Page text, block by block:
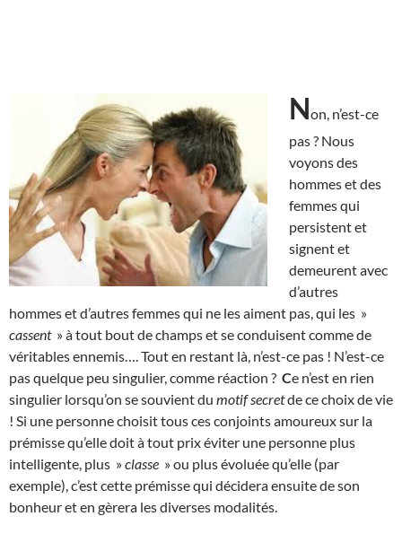
Non, n’est-ce
pas ? Nous
voyons des
hommes et des
femmes qui
persistent et
signent et
demeurent avec
d’autres
hommes et d’autres femmes qui ne les aiment pas, qui les »
cassent» à tout bout de champs et se conduisent comme de
véritables ennemis…. Tout en restant là, n’est-ce pas ! N’est-ce
pas quelque peu singulier, comme réaction ? Ce n’est en rien
singulier lorsqu’on se souvient du motif secretde ce choix de vie
! Si une personne choisit tous ces conjoints amoureux sur la
prémisse qu’elle doit à tout prix éviter une personne plus
intelligente, plus »classe » ou plus évoluée qu’elle (par
exemple), c’est cette prémisse qui décidera ensuite de son
bonheur et en gèrera les diverses modalités.